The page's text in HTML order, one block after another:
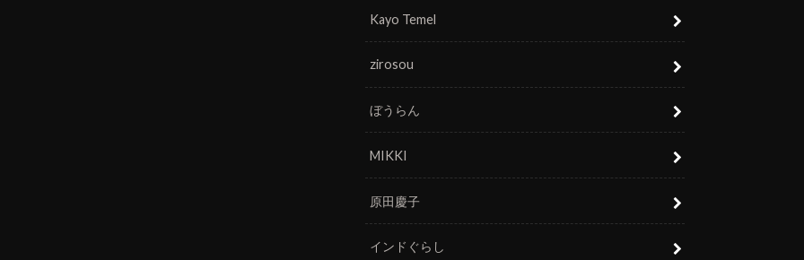
Kayo Temel
zirosou
ぼうらん
MIKKI
原田慶子
インドぐらし